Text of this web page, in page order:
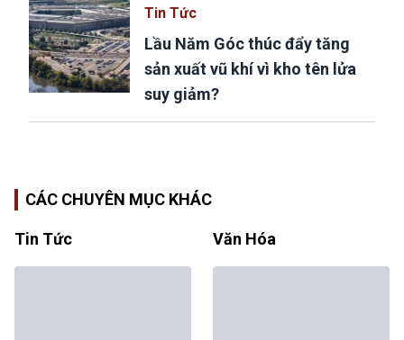
Tin Tức
Lầu Năm Góc thúc đẩy tăng
sản xuất vũ khí vì kho tên lửa
suy giảm?
CÁC CHUYÊN MỤC KHÁC
Tin Tức Văn Hóa